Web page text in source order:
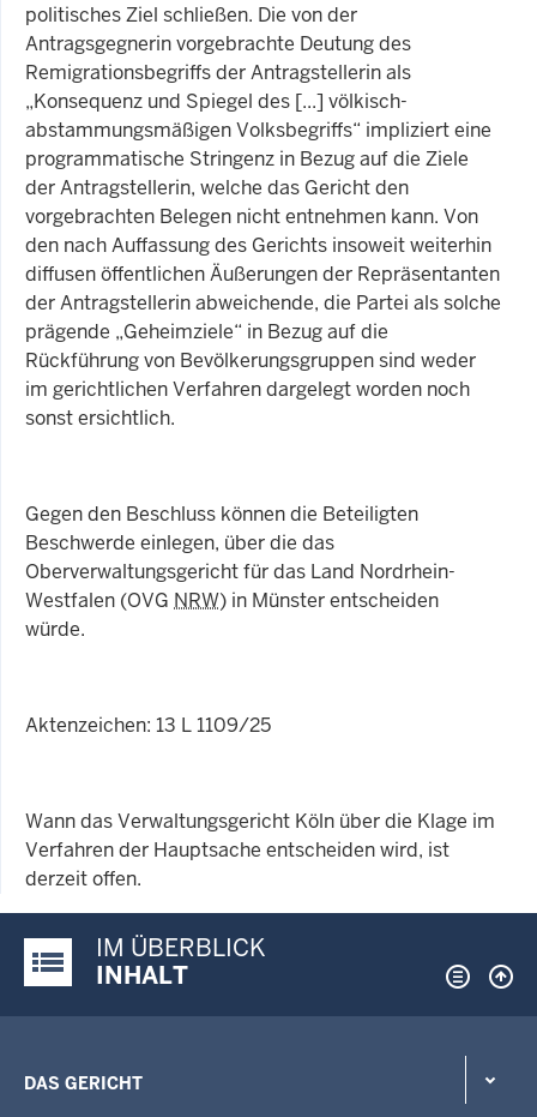
politisches Ziel schließen. Die von der
Antragsgegnerin vorgebrachte Deutung des
Remigrationsbegriffs der Antragstellerin als
„Konsequenz und Spiegel des [...] völkisch-
abstammungsmäßigen Volksbegriffs“ impliziert eine
programmatische Stringenz in Bezug auf die Ziele
der Antragstellerin, welche das Gericht den
vorgebrachten Belegen nicht entnehmen kann. Von
den nach Auffassung des Gerichts insoweit weiterhin
diffusen öffentlichen Äußerungen der Repräsentanten
der Antragstellerin abweichende, die Partei als solche
prägende „Geheimziele“ in Bezug auf die
Rückführung von Bevölkerungsgruppen sind weder
im gerichtlichen Verfahren dargelegt worden noch
sonst ersichtlich.
Gegen den Beschluss können die Beteiligten
Beschwerde einlegen, über die das
Oberverwaltungsgericht für das Land Nordrhein-
Westfalen (OVG NRW) in Münster entscheiden
würde.
Aktenzeichen: 13 L 1109/25
Wann das Verwaltungsgericht Köln über die Klage im
Verfahren der Hauptsache entscheiden wird, ist
derzeit offen.
Justiz-Portal im Überblick:
IM ÜBERBLICK
INHALT
DAS GERICHT